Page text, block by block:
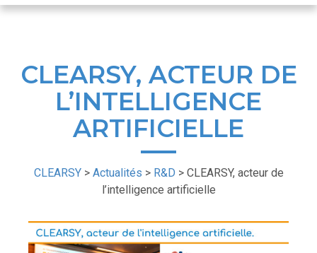
CLEARSY, ACTEUR DE
L’INTELLIGENCE
ARTIFICIELLE
CLEARSY> Actualités > R&D > CLEARSY, acteur de
l’intelligence artificielle